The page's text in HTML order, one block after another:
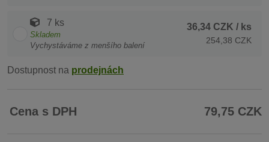
7 ks
Skladem
Vychystáváme z menšího balení
36,34 CZK / ks
254,38 CZK
Dostupnost na prodejnách
Cena s DPH 79,75 CZK